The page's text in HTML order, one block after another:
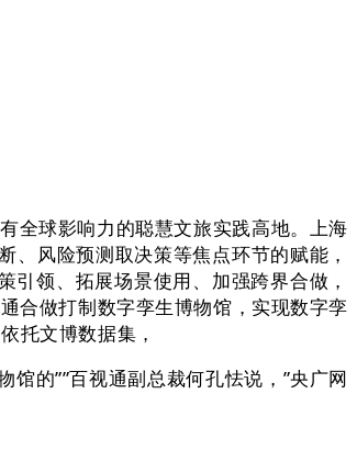
全球影响力的聪慧文旅实践高地。上海
风险预测取决策等焦点环节的赋能，
引领、拓展场景使用、加强跨界合做，
合做打制数字孪生博物馆，实现数字孪
托文博数据集，
的””百视通副总裁何孔怯说，”央广网